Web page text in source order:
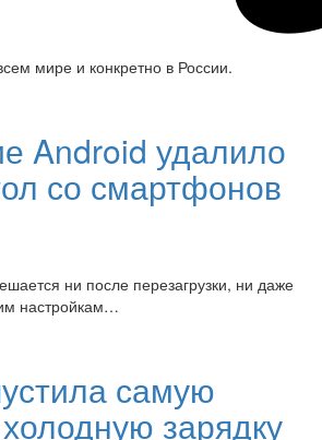
мире и конкретно в России.
Android удалило
со смартфонов
ни после перезагрузки, ни даже
настройкам…
самую
зарядку